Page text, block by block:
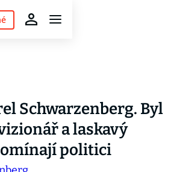
Schwarzenberg. Byl
a laskavý
politici